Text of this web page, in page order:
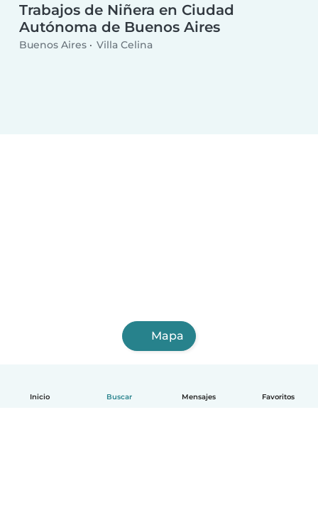
Inicio Buscar Mensajes Favoritos
Trabajos de Niñera en Ciudad
Autónoma de Buenos Aires
Buenos Aires Villa Celina
Mapa